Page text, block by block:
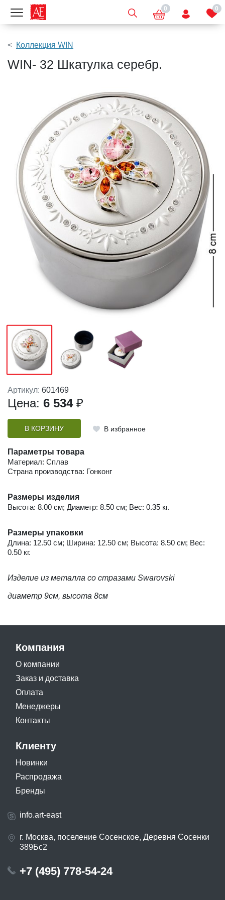
Показать меню 0 0
Коллекция WIN
WIN- 32 Шкатулка серебр.
Артикул: 601469
Цена: 6 534 ₽
В КОРЗИНУ В избранное
Параметры товара
Материал: Сплав
Страна производства: Гонконг
Размеры изделия
Высота: 8.00 см; Диаметр: 8.50 см; Вес: 0.35 кг.
Размеры упаковки
Длина: 12.50 см; Ширина: 12.50 см; Высота: 8.50 см; Вес:
0.50 кг.
Изделие из металла со стразами Swarovski
диаметр 9см, высота 8см
Компания
О компании
Заказ и доставка
Оплата
Менеджеры
Контакты
Клиенту
Новинки
Распродажа
Бренды
info.art-east
г. Москва, поселение Сосенское, Деревня Сосенки
389Бс2
+7 (495) 778-54-24